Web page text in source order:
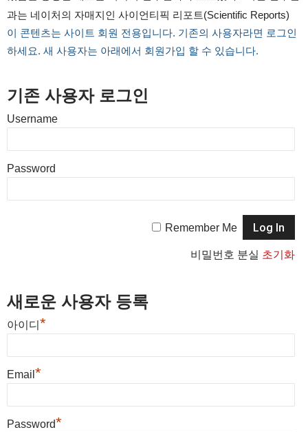
과는 네이처의 자매지인 사이언티픽 리포트(Scientific Reports)
이 콘텐츠는 사이트 회원 전용입니다. 기존의 사용자라면 로그인
하세요. 새 사용자는 아래에서 회원가입 할 수 있습니다.
기존 사용자 로그인
Username
Password
Remember Me
비밀번호 분실 초기화
새로운 사용자 등록
아이디 *
Email *
Password*